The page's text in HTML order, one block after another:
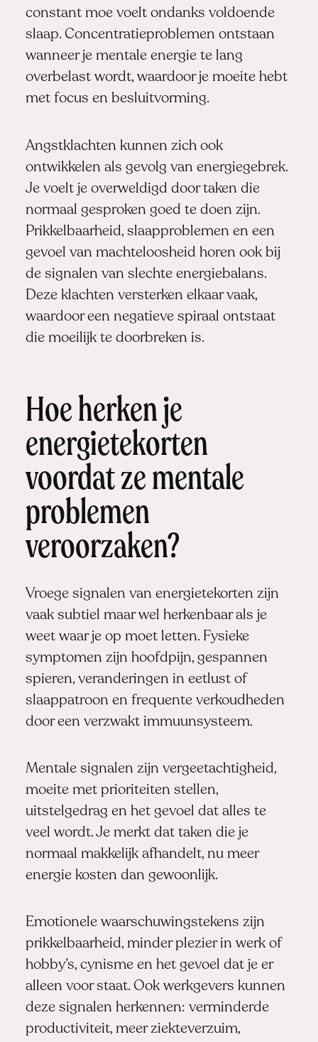
constant moe voelt ondanks voldoende
slaap. Concentratieproblemen ontstaan
wanneer je mentale energie te lang
overbelast wordt, waardoor je moeite hebt
met focus en besluitvorming.
Angstklachten kunnen zich ook
ontwikkelen als gevolg van energiegebrek.
Je voelt je overweldigd door taken die
normaal gesproken goed te doen zijn.
Prikkelbaarheid, slaapproblemen en een
gevoel van machteloosheid horen ook bij
de signalen van slechte energiebalans.
Deze klachten versterken elkaar vaak,
waardoor een negatieve spiraal ontstaat
die moeilijk te doorbreken is.
Hoe herken je
energietekorten
voordat ze mentale
problemen
veroorzaken?
Vroege signalen van energietekorten zijn
vaak subtiel maar wel herkenbaar als je
weet waar je op moet letten. Fysieke
symptomen zijn hoofdpijn, gespannen
spieren, veranderingen in eetlust of
slaappatroon en frequente verkoudheden
door een verzwakt immuunsysteem.
Mentale signalen zijn vergeetachtigheid,
moeite met prioriteiten stellen,
uitstelgedrag en het gevoel dat alles te
veel wordt. Je merkt dat taken die je
normaal makkelijk afhandelt, nu meer
energie kosten dan gewoonlijk.
Emotionele waarschuwingstekens zijn
prikkelbaarheid, minder plezier in werk of
hobby’s, cynisme en het gevoel dat je er
alleen voor staat. Ook werkgevers kunnen
deze signalen herkennen: verminderde
productiviteit, meer ziekteverzuim,